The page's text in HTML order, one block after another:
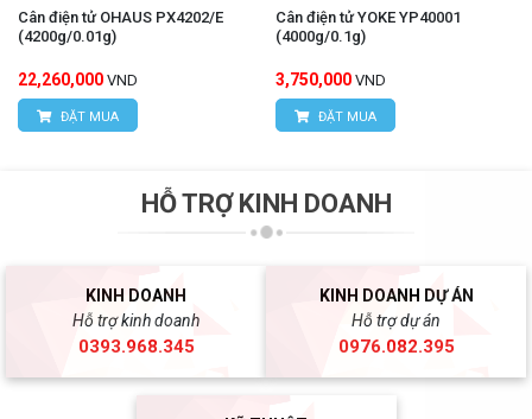
Cân điện tử OHAUS PX4202/E
(4200g/0.01g)
22,260,000 VND
ĐẶT MUA
Cân điện tử YOKE YP40001
(4000g/0.1g)
3,750,000 VND
ĐẶT MUA
HỖ TRỢ KINH DOANH
KINH DOANH
Hỗ trợ kinh doanh
0393.968.345
KINH DOANH DỰ ÁN
Hỗ trợ dự án
0976.082.395